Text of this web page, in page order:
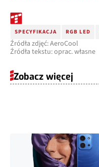
SPECYFIKACJA RGB LED
Źródła zdjęć: AeroCool
Źródła tekstu: oprac. własne
Zobacz więcej